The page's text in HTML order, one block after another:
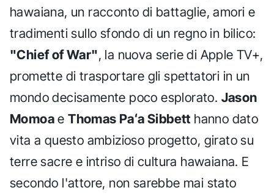
hawaiana, un racconto di battaglie, amori e
tradimenti sullo sfondo di un regno in bilico:
"Chief of War", la nuova serie di Apple TV+,
promette di trasportare gli spettatori in un
mondo decisamente poco esplorato. Jason
Momoa eThomas Paʻa Sibbett hanno dato
vita a questo ambizioso progetto, girato su
terre sacre e intriso di cultura hawaiana. E
secondo l'attore, non sarebbe mai stato